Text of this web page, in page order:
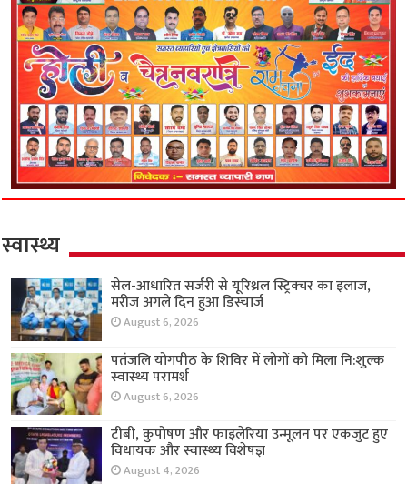
स्वास्थ्य
सेल-आधारित सर्जरी से यूरिथ्रल स्ट्रिक्चर का इलाज,
मरीज अगले दिन हुआ डिस्चार्ज
August 6, 2026
पतंजलि योगपीठ के शिविर में लोगों को मिला नि:शुल्क
स्वास्थ्य परामर्श
August 6, 2026
टीबी, कुपोषण और फाइलेरिया उन्मूलन पर एकजुट हुए
विधायक और स्वास्थ्य विशेषज्ञ
August 4, 2026